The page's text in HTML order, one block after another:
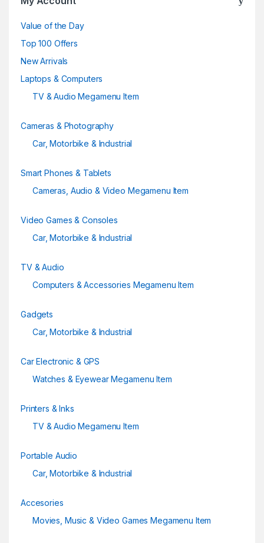
Value of the Day
Top 100 Offers
New Arrivals
Laptops & Computers
TV & Audio Megamenu Item
Cameras & Photography
Car, Motorbike & Industrial
Smart Phones & Tablets
Cameras, Audio & Video Megamenu Item
Video Games & Consoles
Car, Motorbike & Industrial
TV & Audio
Computers & Accessories Megamenu Item
Gadgets
Car, Motorbike & Industrial
Car Electronic & GPS
Watches & Eyewear Megamenu Item
Printers & Inks
TV & Audio Megamenu Item
Portable Audio
Car, Motorbike & Industrial
Accesories
Movies, Music & Video Games Megamenu Item